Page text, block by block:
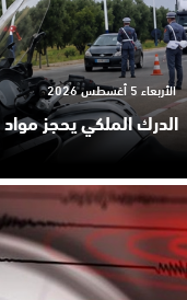
الدرك الملكي يحجز
الأربعاء 5 أغسطس 2026